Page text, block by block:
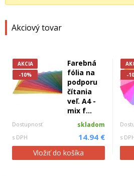
Akciový tovar
AKCIA
-10%
Farebná
fólia na
podporu
čítania
veľ. A4 -
mix f...
Dostupnosť skladom
s DPH 14.94 €
Vložiť do košíka
-
s